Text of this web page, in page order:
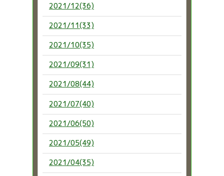
2021/12(36)
2021/11(33)
2021/10(35)
2021/09(31)
2021/08(44)
2021/07(40)
2021/06(50)
2021/05(49)
2021/04(35)